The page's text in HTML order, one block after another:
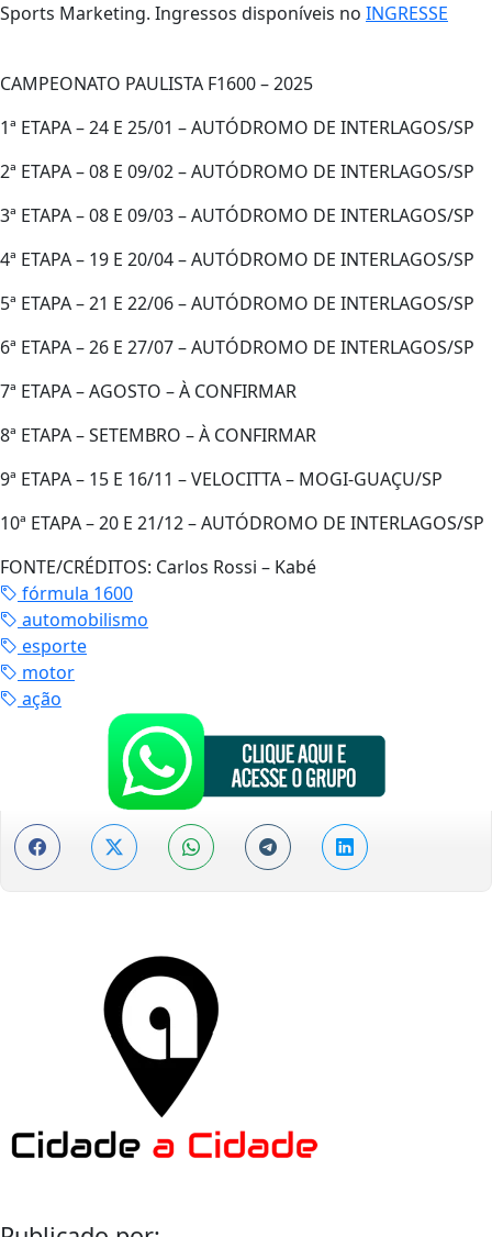
Sports Marketing. Ingressos disponíveis no INGRESSE
CAMPEONATO PAULISTA F1600 – 2025
1ª ETAPA – 24 E 25/01 – AUTÓDROMO DE INTERLAGOS/SP
2ª ETAPA – 08 E 09/02 – AUTÓDROMO DE INTERLAGOS/SP
3ª ETAPA – 08 E 09/03 – AUTÓDROMO DE INTERLAGOS/SP
4ª ETAPA – 19 E 20/04 – AUTÓDROMO DE INTERLAGOS/SP
5ª ETAPA – 21 E 22/06 – AUTÓDROMO DE INTERLAGOS/SP
6ª ETAPA – 26 E 27/07 – AUTÓDROMO DE INTERLAGOS/SP
7ª ETAPA – AGOSTO – À CONFIRMAR
8ª ETAPA – SETEMBRO – À CONFIRMAR
9ª ETAPA – 15 E 16/11 – VELOCITTA – MOGI-GUAÇU/SP
10ª ETAPA – 20 E 21/12 – AUTÓDROMO DE INTERLAGOS/SP
FONTE/CRÉDITOS: Carlos Rossi – Kabé
fórmula 1600
automobilismo
esporte
motor
ação